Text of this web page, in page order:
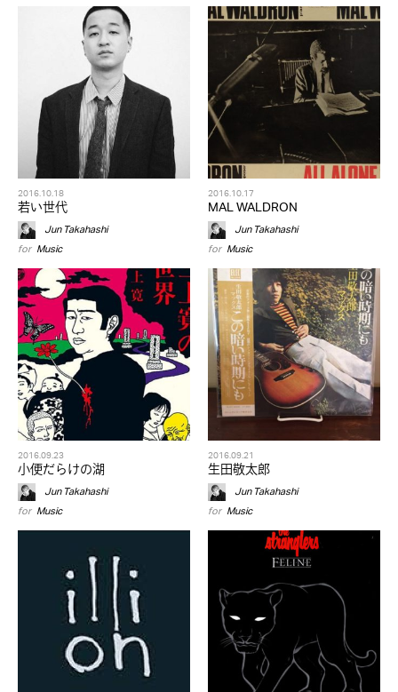
2016.10.18
若い世代
Jun Takahashi
for Music
2016.10.17
MAL WALDRON
Jun Takahashi
for Music
2016.09.23
小便だらけの湖
Jun Takahashi
for Music
2016.09.21
生田敬太郎
Jun Takahashi
for Music